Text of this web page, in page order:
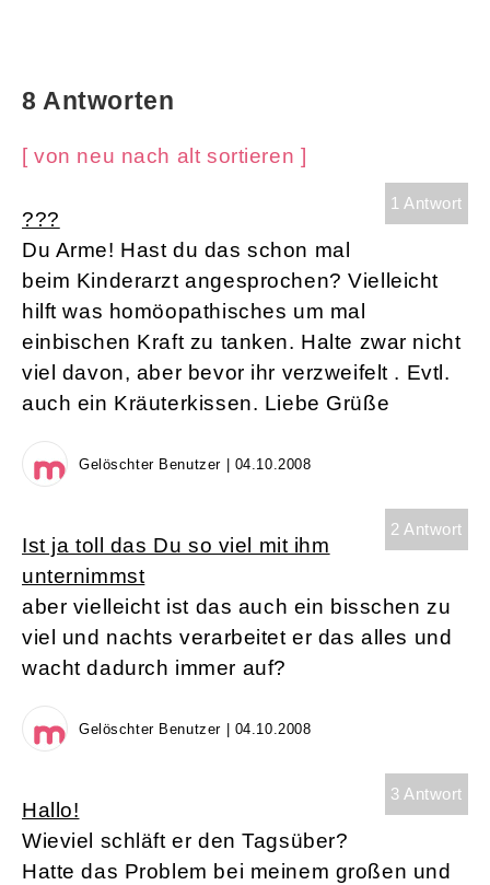
8 Antworten
[ von neu nach alt sortieren ]
1 Antwort
???
Du Arme! Hast du das schon mal
beim Kinderarzt angesprochen? Vielleicht
hilft was homöopathisches um mal
einbischen Kraft zu tanken. Halte zwar nicht
viel davon, aber bevor ihr verzweifelt . Evtl.
auch ein Kräuterkissen. Liebe Grüße
Gelöschter Benutzer | 04.10.2008
2 Antwort
Ist ja toll das Du so viel mit ihm
unternimmst
aber vielleicht ist das auch ein bisschen zu
viel und nachts verarbeitet er das alles und
wacht dadurch immer auf?
Gelöschter Benutzer | 04.10.2008
3 Antwort
Hallo!
Wieviel schläft er den Tagsüber?
Hatte das Problem bei meinem großen und